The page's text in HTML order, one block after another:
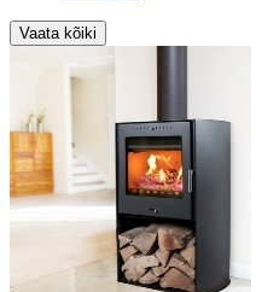
Vaata kõiki